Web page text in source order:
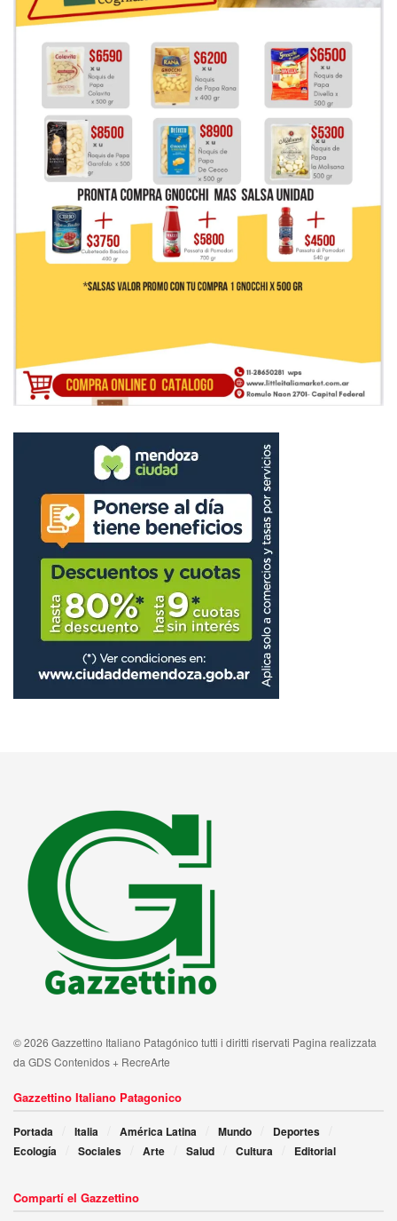
© 2026 Gazzettino Italiano Patagónico tutti i diritti riservati Pagina realizzata
da GDS Contenidos + RecreArte
Gazzettino Italiano Patagonico
Portada Italia América Latina Mundo
Deportes
Ecología
Sociales Arte Salud Cultura Editorial
Compartí el Gazzettino